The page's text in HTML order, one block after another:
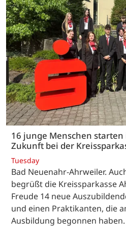
16 junge Menschen
Zukunft bei der
Tuesday
Bad Neuenahr-Ahrweiler.
begrüßt die Kreissparkasse
Freude 14 neue
und einen Praktikanten, die
Ausbildung begonnen